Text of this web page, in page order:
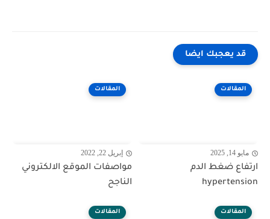
قد يعجبك ايضا
المقالات
مايو 14, 2025
ارتفاع ضغط الدم
hypertension
المقالات
إبريل 22, 2022
مواصفات الموقع الالكتروني
الناجح
المقالات المقالات